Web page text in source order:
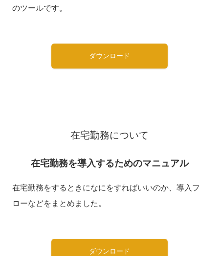
のツールです。
ダウンロード
在宅勤務について
在宅勤務を導入するためのマニュアル
在宅勤務をするときになにをすればいいのか、導入フ
ローなどをまとめました。
ダウンロード